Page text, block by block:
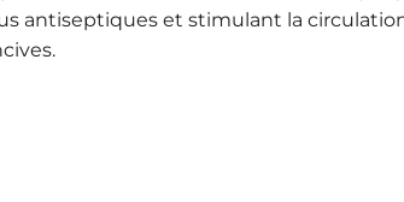
antiseptiques et stimulant la